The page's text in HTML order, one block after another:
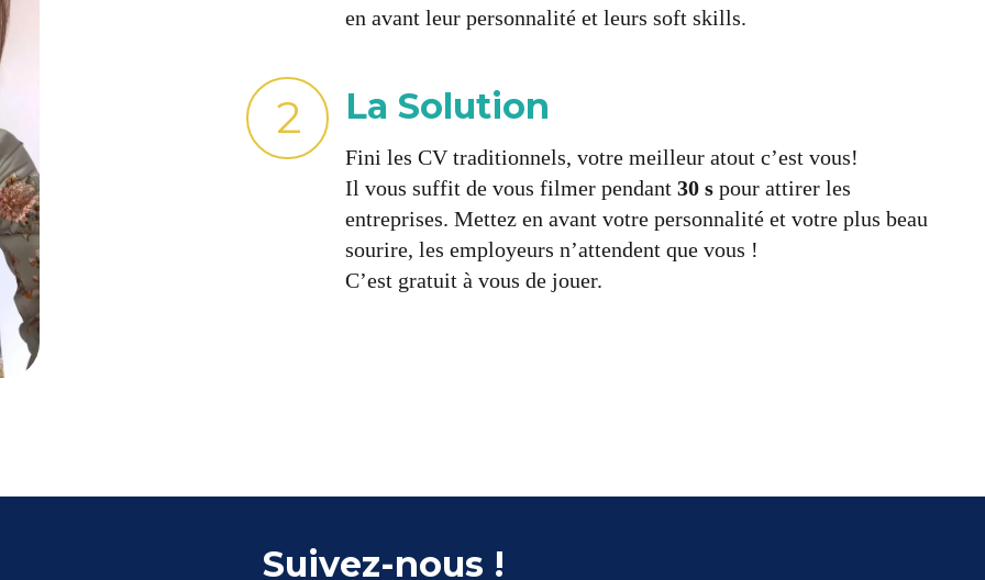
en avant leur personnalité et leurs soft skills.
2 La Solution
Fini les CV traditionnels, votre meilleur atout c’est vous!
Il vous suffit de vous filmer pendant 30 s pour attirer les
entreprises. Mettez en avant votre personnalité et votre plus beau
sourire, les employeurs n’attendent que vous !
C’est gratuit à vous de jouer.
Suivez-nous !